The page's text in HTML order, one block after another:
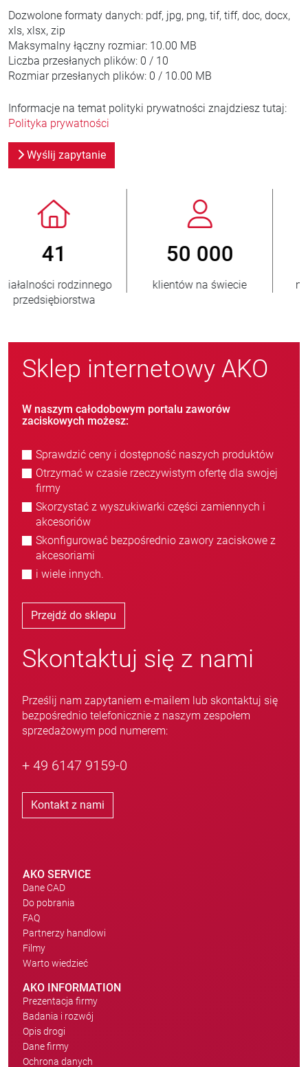
Dozwolone formaty danych: pdf, jpg, png, tif, tiff, doc, docx,
xls, xlsx, zip
Maksymalny łączny rozmiar: 10.00 MB
Liczba przesłanych plików: 0 / 10
Rozmiar przesłanych plików: 0 / 10.00 MB
Informacje na temat polityki prywatności znajdziesz tutaj:
Polityka prywatności
Wyślij zapytanie
nowych klientów/rok
> 3 500 000
sprzedanych jednostek
Sklep internetowy AKO
W naszym całodobowym portalu zaworów
zaciskowych możesz:
Sprawdzić ceny i dostępność naszych produktów
Otrzymać w czasie rzeczywistym ofertę dla swojej
firmy
Skorzystać z wyszukiwarki części zamiennych i
akcesoriów
Skonfigurować bezpośrednio zawory zaciskowe z
akcesoriami
i wiele innych.
Przejdź do sklepu
Skontaktuj się z nami
Prześlij nam zapytaniem e-mailem lub skontaktuj się
bezpośrednio telefonicznie z naszym zespołem
sprzedażowym pod numerem:
+ 49 6147 9159-0
Kontakt z nami
AKO SERVICE
Dane CAD
Do pobrania
FAQ
Partnerzy handlowi
Filmy
Warto wiedzieć
AKO INFORMATION
Prezentacja firmy
Badania i rozwój
Opis drogi
Dane firmy
Ochrona danych